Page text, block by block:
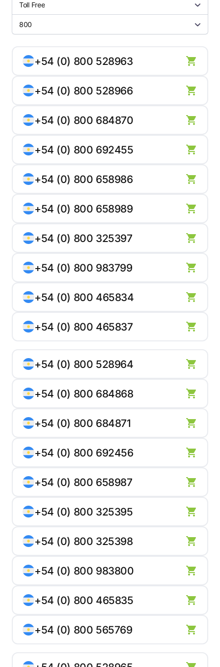
Toll Free
800
+54 (0) 800 528963
+54 (0) 800 528966
+54 (0) 800 684870
+54 (0) 800 692455
+54 (0) 800 658986
+54 (0) 800 658989
+54 (0) 800 325397
+54 (0) 800 983799
+54 (0) 800 465834
+54 (0) 800 465837
+54 (0) 800 528964
+54 (0) 800 684868
+54 (0) 800 684871
+54 (0) 800 692456
+54 (0) 800 658987
+54 (0) 800 325395
+54 (0) 800 325398
+54 (0) 800 983800
+54 (0) 800 465835
+54 (0) 800 565769